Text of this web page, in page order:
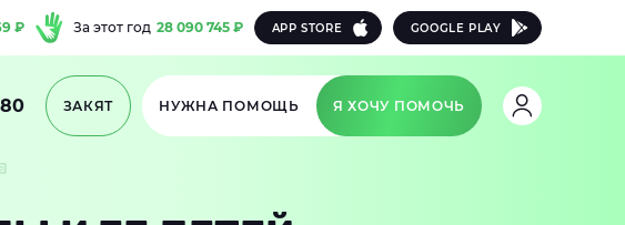
₽ За этот год 28 090 745 ₽ APP STORE GOOGLE PLAY
ЗАКЯТ НУЖНА ПОМОЩЬ Я ХОЧУ ПОМОЧЬ